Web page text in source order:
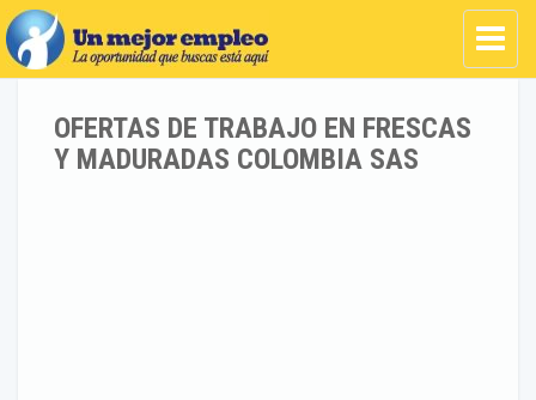
OFERTAS DE TRABAJO EN FRESCAS
Y MADURADAS COLOMBIA SAS